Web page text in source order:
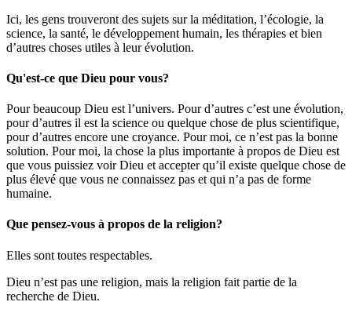
Ici, les gens trouveront des sujets sur la méditation, l’écologie, la
science, la santé, le développement humain, les thérapies et bien
d’autres choses utiles à leur évolution.
Qu'est-ce que Dieu pour vous?
Pour beaucoup Dieu est l’univers. Pour d’autres c’est une évolution,
pour d’autres il est la science ou quelque chose de plus scientifique,
pour d’autres encore une croyance. Pour moi, ce n’est pas la bonne
solution. Pour moi, la chose la plus importante à propos de Dieu est
que vous puissiez voir Dieu et accepter qu’il existe quelque chose de
plus élevé que vous ne connaissez pas et qui n’a pas de forme
humaine.
Que pensez-vous à propos de la religion?
Elles sont toutes respectables.
Dieu n’est pas une religion, mais la religion fait partie de la
recherche de Dieu.